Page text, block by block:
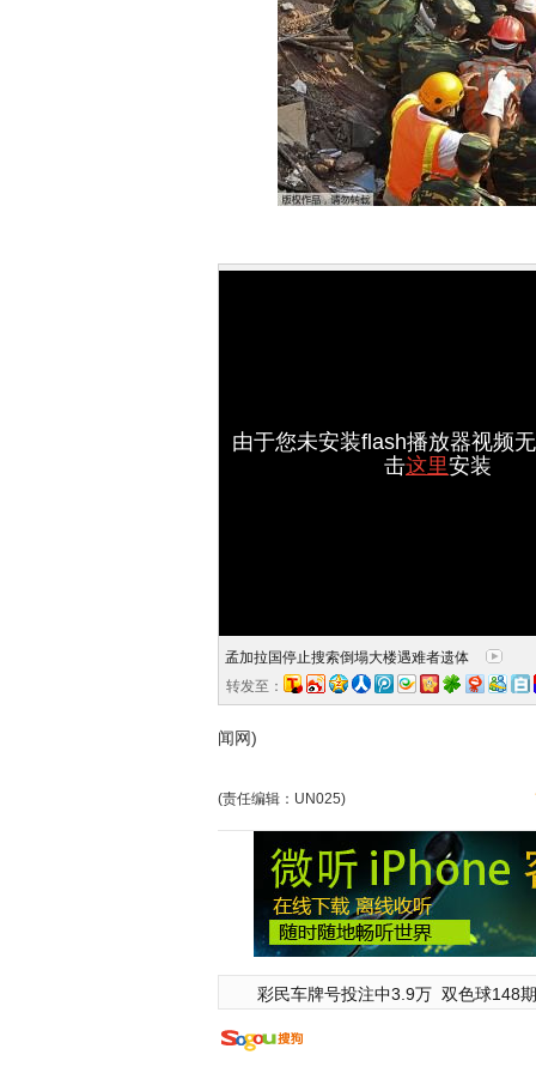
由于您未安装flash播放器视频
击这里安装
孟加拉国停止搜索倒塌大楼遇难者遗体
转发至：
闻网)
(责任编辑：UN025)
彩民车牌号投注中3.9万 双色球148